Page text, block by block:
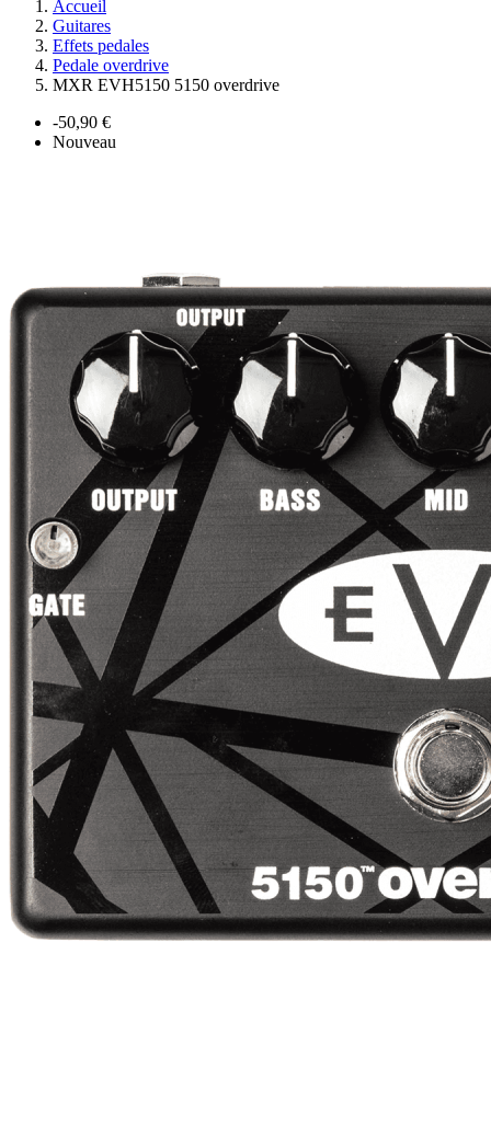
Accueil
Guitares
Effets pedales
Pedale overdrive
MXR EVH5150 5150 overdrive
-50,90 €
Nouveau